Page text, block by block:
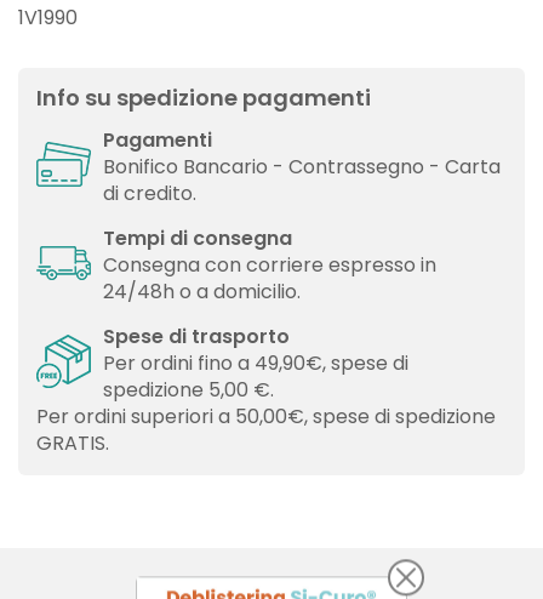
Crea lista dei desideri
Accedi
1V1990
Info su spedizione pagamenti
Pagamenti
Bonifico Bancario - Contrassegno - Carta
di credito.
Tempi di consegna
Consegna con corriere espresso in
24/48h o a domicilio.
Spese di trasporto
Per ordini fino a 49,90€, spese di
spedizione 5,00 €.
Per ordini superiori a 50,00€, spese di spedizione
GRATIS.